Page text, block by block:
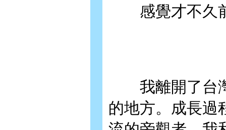
感覺才不久
我離開了台灣
的地方。成長過